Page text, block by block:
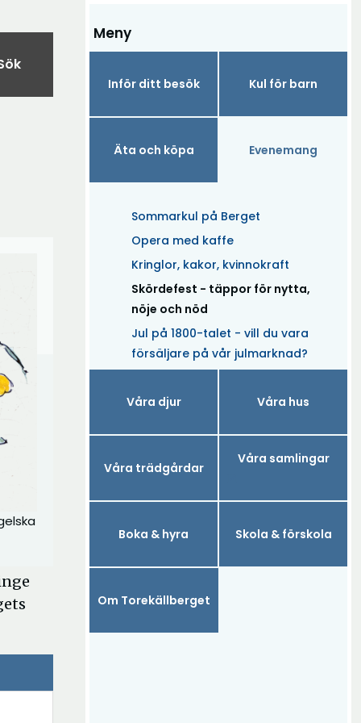
Meny
Inför ditt besök Kul för barn
Äta och köpa Evenemang
Sommarkul på Berget
Opera med kaffe
Kringlor, kakor, kvinnokraft
Skördefest - täppor för nytta,
nöje och nöd
(Aktuell)
Jul på 1800-talet - vill du vara
försäljare på vår julmarknad?
Våra djur Våra hus
Våra trädgårdar
Våra samlingar
Boka & hyra Skola & förskola
Om Torekällberget